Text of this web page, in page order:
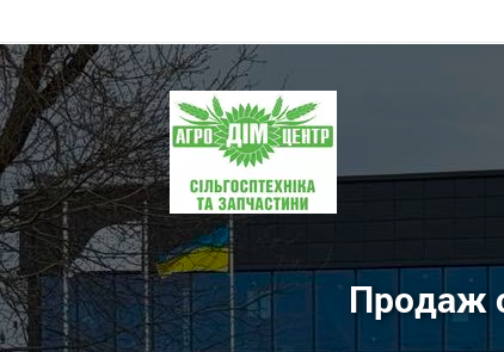
ПП
"Агродім-
центр"
-
продаж
сільськогосподарської
техніки
Продаж